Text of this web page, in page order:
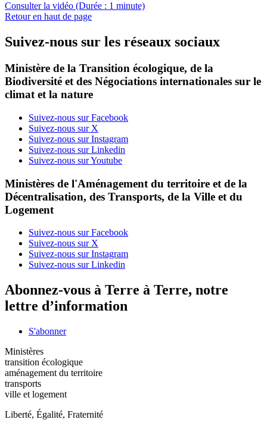
Consulter la vidéo (Durée : 1 minute)
Retour en haut de page
Suivez-nous sur les réseaux sociaux
Ministère de la Transition écologique, de la
Biodiversité et des Négociations internationales sur le
climat et la nature
Suivez-nous sur Facebook
Suivez-nous sur X
Suivez-nous sur Instagram
Suivez-nous sur Linkedin
Suivez-nous sur Youtube
Ministères de l'Aménagement du territoire et de la
Décentralisation, des Transports, de la Ville et du
Logement
Suivez-nous sur Facebook
Suivez-nous sur X
Suivez-nous sur Instagram
Suivez-nous sur Linkedin
Abonnez-vous à Terre à Terre, notre
lettre d’information
S'abonner
Ministères
transition écologique
aménagement du territoire
transports
ville et logement
Liberté, Égalité, Fraternité